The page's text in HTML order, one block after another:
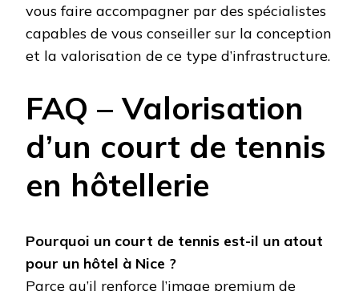
vous faire accompagner par des spécialistes
capables de vous conseiller sur la conception
et la valorisation de ce type d’infrastructure.
FAQ – Valorisation
d’un court de tennis
en hôtellerie
Pourquoi un court de tennis est-il un atout
pour un hôtel à Nice ?
Parce qu’il renforce l’image premium de